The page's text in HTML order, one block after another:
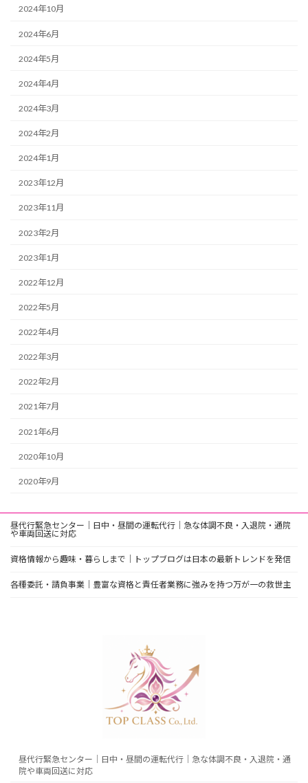
2024年10月
2024年6月
2024年5月
2024年4月
2024年3月
2024年2月
2024年1月
2023年12月
2023年11月
2023年2月
2023年1月
2022年12月
2022年5月
2022年4月
2022年3月
2022年2月
2021年7月
2021年6月
2020年10月
2020年9月
昼代行緊急センター｜日中・昼間の運転代行｜急な体調不良・入退院・通院
や車両回送に対応
資格情報から趣味・暮らしまで｜トップブログは日本の最新トレンドを発信
各種委託・請負事業｜豊富な資格と責任者業務に強みを持つ万が一の救世主
昼代行緊急センター｜日中・昼間の運転代行｜急な体調不良・入退院・通
院や車両回送に対応